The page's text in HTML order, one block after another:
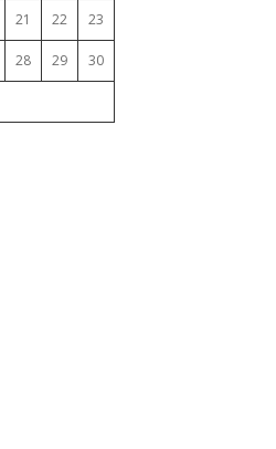
21 22 23
28 29 30